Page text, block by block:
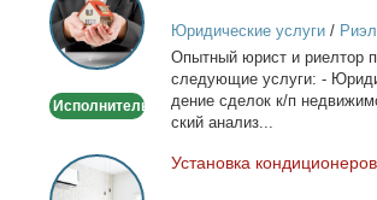
сделок
с
недвижимостью
Исполнитель
Юридические услуги/
Опыт­ный юрист и ри­ел­тор
сле­ду­ю­щие услу­ги: -
де­ние сде­лок к/п
ский ана­лиз...
Установка
кондиционеров
Уста­нов­ка